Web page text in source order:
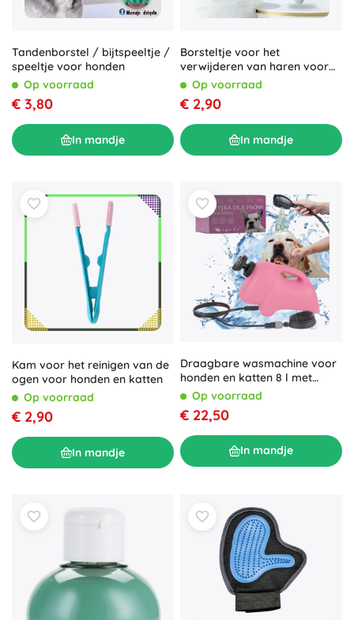
Tandenborstel / bijtspeeltje /
speeltje voor honden
Op voorraad
€ 3,80
In mandje
Borsteltje voor het
verwijderen van haren voor
honden en katten – wit
Op voorraad
€ 2,90
In mandje
Kam voor het reinigen van de
ogen voor honden en katten
Op voorraad
€ 2,90
In mandje
Draagbare wasmachine voor
honden en katten 8 l met
douche en masserende
borstelkop
Op voorraad
€ 22,50
In mandje